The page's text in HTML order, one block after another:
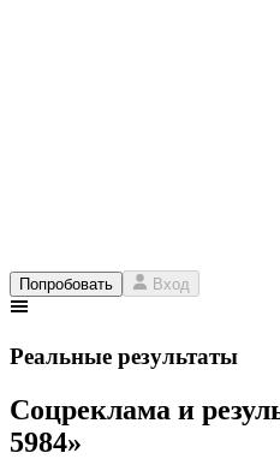
Попробовать Вход
Реальные результаты
Соцреклама и
5984»